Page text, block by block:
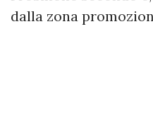
dalla zona